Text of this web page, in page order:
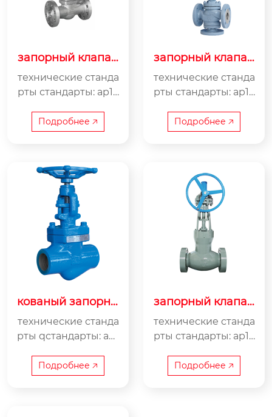
запорный клапан
оком
технические станда
рты стандарты: ap16
34, gb/t 12235,gb/t 28
776, jb/t 7746 кла...
Подробнее 🡥
запорный клапан
технические станда
рты стандарты: ap16
34, gb/t 12235,gb/t 28
776, jb/t 7746 кла...
Подробнее 🡥
кованый запорны
технические станда
рты qстандарты: ap1
6.34, gb/t12235,gb/t2
8776jb/t 7746o клас...
Подробнее 🡥
запорный клапан
технические станда
рты стандарты: ap16
34, gb/t 12235,gb/t 28
776, jb/t 7746 кла...
Подробнее 🡥